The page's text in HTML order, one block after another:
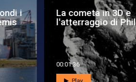
i
La cometa in 3D e
l'atterraggio di Philae
00:01:36